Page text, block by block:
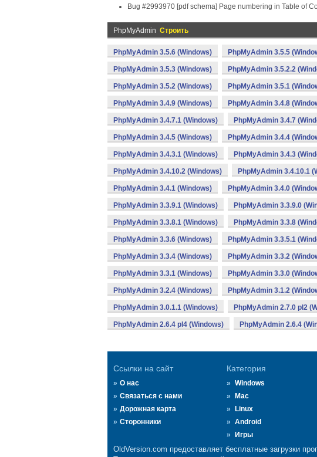
Bug #2993970 [pdf schema] Page numbering in Table of
PhpMyAdmin Строить
PhpMyAdmin 3.5.6 (Windows) PhpMyAdmin 3.5.5
PhpMyAdmin 3.5.3 (Windows) PhpMyAdmin 3.5.2.2
PhpMyAdmin 3.5.2 (Windows) PhpMyAdmin 3.5.1
PhpMyAdmin 3.4.9 (Windows) PhpMyAdmin 3.4.8
PhpMyAdmin 3.4.7.1 (Windows) PhpMyAdmin 3.4.7
PhpMyAdmin 3.4.5 (Windows) PhpMyAdmin 3.4.4
PhpMyAdmin 3.4.3.1 (Windows) PhpMyAdmin 3.4.3
PhpMyAdmin 3.4.10.2 (Windows) PhpMyAdmin 3.4.10.1
PhpMyAdmin 3.4.1 (Windows) PhpMyAdmin 3.4.0
PhpMyAdmin 3.3.9.1 (Windows) PhpMyAdmin 3.3.9.0
PhpMyAdmin 3.3.8.1 (Windows) PhpMyAdmin 3.3.8
PhpMyAdmin 3.3.6 (Windows) PhpMyAdmin 3.3.5.1
PhpMyAdmin 3.3.4 (Windows) PhpMyAdmin 3.3.2
PhpMyAdmin 3.3.1 (Windows) PhpMyAdmin 3.3.0
PhpMyAdmin 3.2.4 (Windows) PhpMyAdmin 3.1.2
PhpMyAdmin 3.0.1.1 (Windows) PhpMyAdmin 2.7.0 pl2
PhpMyAdmin 2.6.4 pl4 (Windows) PhpMyAdmin 2.6.4
Ссылки на сайт
О нас
Связаться с нами
Дорожная карта
Сторонники
Категория
Windows
Mac
Linux
Android
Игры
OldVersion.com предоставляет бесплатные загрузки